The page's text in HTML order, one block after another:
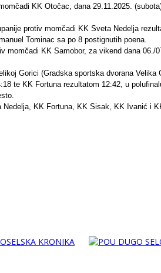
KK Otočac, dana 29.11.2025.
protiv momčadi KK Sveta Nedelja
Tominac sa po 8 postignutih poena.
KK Samobor, za vikend dana 06./
Gorici (Gradska sportska dvorana Velika
te KK Fortuna rezultatom 12:42, u
KK Fortuna, KK Sisak, KK Ivanić i